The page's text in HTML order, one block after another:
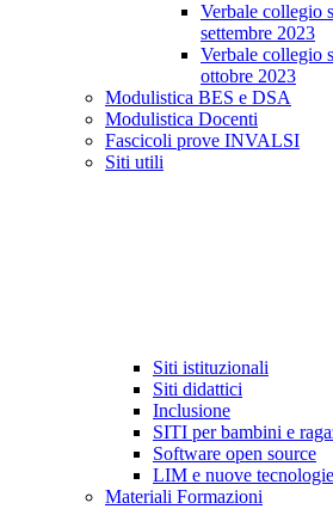
Verbale collegio
settembre 2023
Verbale collegio
ottobre 2023
Modulistica BES e DSA
Modulistica Docenti
Fascicoli prove INVALSI
Siti utili
Siti istituzionali
Siti didattici
Inclusione
SITI per bambini e
Software open source
LIM e nuove tecnologie
Materiali Formazioni